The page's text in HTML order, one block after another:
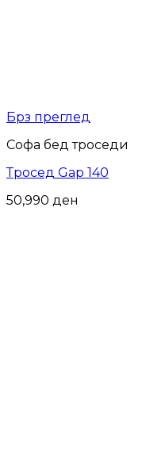
Брз преглед
Софа бед троседи
Тросед Gap 140
50,990 ден